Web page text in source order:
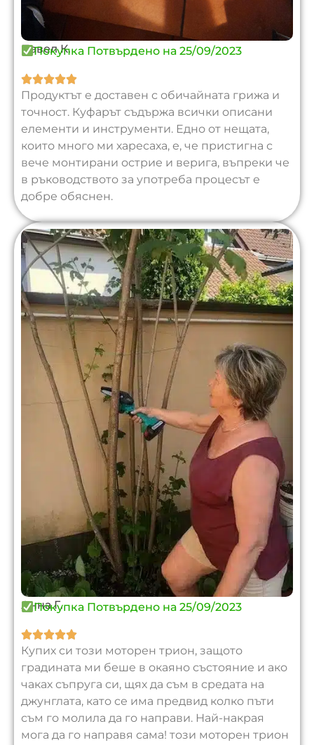
Павел К.
Покупка Потвърдено на 25/09/2023

Продуктът е доставен с обичайната грижа и
точност. Куфарът съдържа всички описани
елементи и инструменти. Едно от нещата,
които много ми харесаха, е, че пристигна с
вече монтирани острие и верига, въпреки че
в ръководството за употреба процесът е
добре обяснен.
Анна Г.
Покупка Потвърдено на 25/09/2023

Купих си този моторен трион, защото
градината ми беше в окаяно състояние и ако
чаках съпруга си, щях да съм в средата на
джунглата, като се има предвид колко пъти
съм го молила да го направи. Най-накрая
мога да го направя сама! този моторен трион